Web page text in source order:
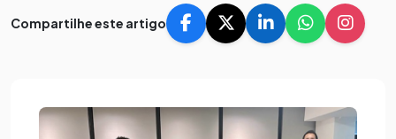
Compartilhe este artigo